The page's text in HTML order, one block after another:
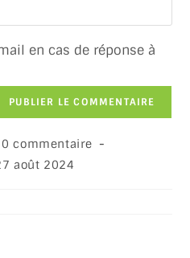
en cas de réponse à
0 commentaire
août 2024